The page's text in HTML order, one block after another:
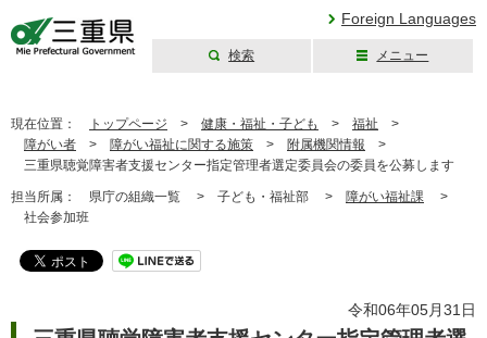
Foreign Languages
検索 メニュー
現在位置： トップページ > 健康・福祉・子ども > 福祉 >
障がい者 > 障がい福祉に関する施策 > 附属機関情報 >
三重県聴覚障害者支援センター指定管理者選定委員会の委員を公募します
担当所属： 県庁の組織一覧 > 子ども・福祉部 > 障がい福祉課 >
社会参加班
令和06年05月31日